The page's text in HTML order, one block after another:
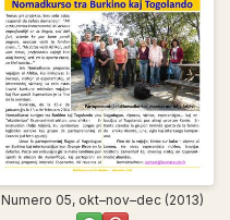
Numero 05, okt–nov–dec (2013)